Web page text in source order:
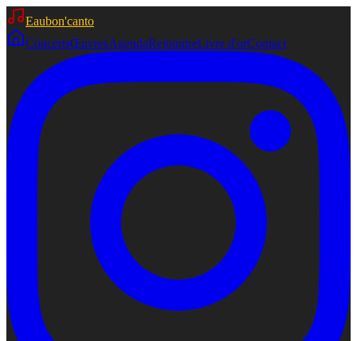
Eaubon'canto
ConcertsŒuvresAgendaRejoindreLivre d'orContact